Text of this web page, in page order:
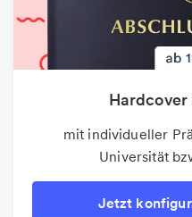
mit individueller
Universität
Jetzt